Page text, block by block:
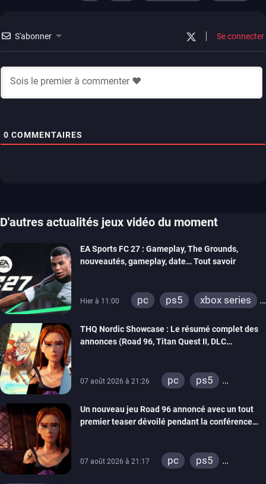
S'abonner Se connecter
0 COMMENTAIRES
D'autres actualités jeux vidéo du moment
EA Sports FC 27 : Gameplay, The Grounds,
nouveautés, gameplay, date… Tout savoir
Hier à 11:00 pc ps5
xbox series
THQ Nordic Showcase : Le résumé complet des
annonces (Road 96, Titan Quest II, DLC
07 août 2026 à 21:26 pc
ps5
switch
stadia
ps4
xbox one
Un nouveau jeu Road 96 annoncé avec un tout
premier teaser dévoilé pendant la conférence
07 août 2026 à 21:17 pc
ps5